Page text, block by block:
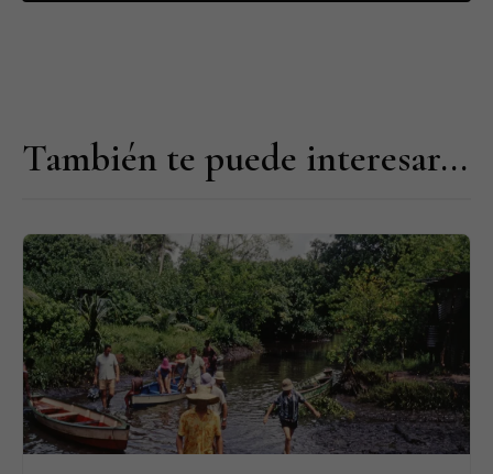
También te puede interesar...